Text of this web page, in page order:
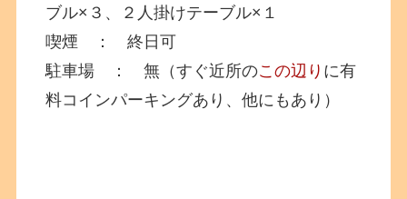
ブル×３、２人掛けテーブル×１
喫煙 ： 終日可
駐車場 ： 無（すぐ近所のこの辺り に有
料コインパーキングあり、他にもあり）